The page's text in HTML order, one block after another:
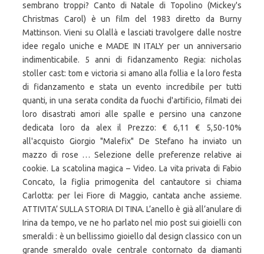
sembrano troppi? Canto di Natale di Topolino (Mickey's
Christmas Carol) è un film del 1983 diretto da Burny
Mattinson. Vieni su Olallà e lasciati travolgere dalle nostre
idee regalo uniche e MADE IN ITALY per un anniversario
indimenticabile. 5 anni di fidanzamento Regia: nicholas
stoller cast: tom e victoria si amano alla follia e la loro festa
di fidanzamento e stata un evento incredibile per tutti
quanti, in una serata condita da fuochi d'artificio, filmati dei
loro disastrati amori alle spalle e persino una canzone
dedicata loro da alex il Prezzo: € 6,11 € 5,50-10%
all'acquisto Giorgio "Malefix" De Stefano ha inviato un
mazzo di rose … Selezione delle preferenze relative ai
cookie. La scatolina magica – Video. La vita privata di Fabio
Concato, la figlia primogenita del cantautore si chiama
Carlotta: per lei Fiore di Maggio, cantata anche assieme.
ATTIVITA’ SULLA STORIA DI TINA. L’anello è già all’anulare di
Irina da tempo, ve ne ho parlato nel mio post sui gioielli con
smeraldi : è un bellissimo gioiello dal design classico con un
grande smeraldo ovale centrale contornato da diamanti